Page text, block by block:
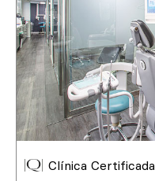
Clínica Certificada